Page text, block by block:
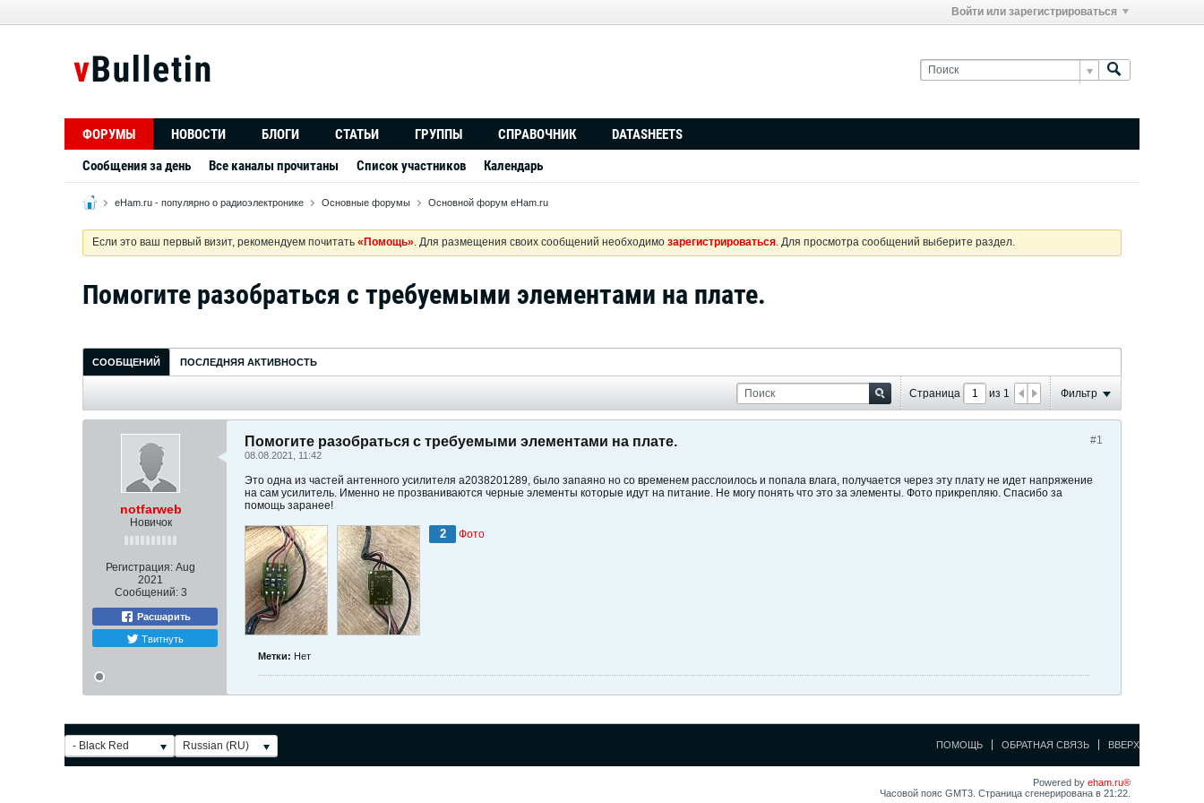
Войти или зарегистрироваться
ФОРУМЫ НОВОСТИ БЛОГИ СТАТЬИ ГРУППЫ СПРАВОЧНИК
DATASHEETS
Сообщения за день
Все каналы прочитаны Список участников Календарь
eHam.ru - популярно о радиоэлектронике Основные форумы Основной форум eHam.ru
Если это ваш первый визит, рекомендуем почитать «Помощь». Для размещения своих сообщений необходимо зарегистрироваться. Для просмотра сообщений выберите раздел.
Помогите разобраться с требуемыми элементами на плате.
СООБЩЕНИЙ ПОСЛЕДНЯЯ АКТИВНОСТЬ
Страница из 1 Фильтр
notfarweb
Новичок
Регистрация: Aug
2021
Сообщений: 3
Расшарить
Твитнуть
#1
Помогите разобраться с требуемыми элементами на плате.
08.08.2021, 11:42
Это одна из частей антенного усилителя a2038201289, было запаяно но со временем расслоилось и попала влага, получается через эту плату не идет напряжение
на сам усилитель. Именно не прозваниваются черные элементы которые идут на питание. Не могу понять что это за элементы. Фото прикрепляю. Спасибо за
помощь заранее!
2 Фото
Метки: Нет
- Black Red Russian (RU) ПОМОЩЬ ОБРАТНАЯ СВЯЗЬ ВВЕРХ
Powered by eham.ru®
Часовой пояс GMT3. Страница сгенерирована в 21:22.